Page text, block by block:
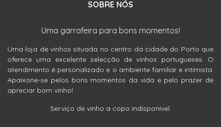
SOBRE NÓS
Uma garrafeira para bons momentos!
Uma loja de vinhos situada no centro da cidade do Porto que
oferece uma excelente selecção de vinhos portugueses. O
atendimento é personalizado e o ambiente familiar e intimista.
Apaixone-se pelos bons momentos da vida e pelo prazer de
apreciar bom vinho!
Serviço de vinho a copo indisponível.